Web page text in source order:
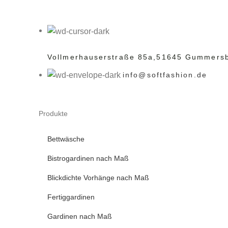
Vollmerhauserstraße 85a,51645
info@softfashion.de
Produkte
Bettwäsche
Bistrogardinen nach Maß
Blickdichte Vorhänge nach Maß
Fertiggardinen
Gardinen nach Maß